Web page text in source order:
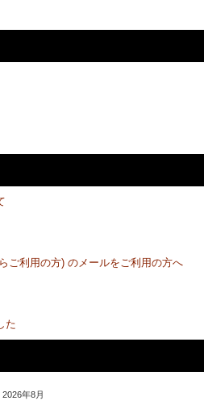
ご利用の方) のメールをご利用の方へ
た
2026年8月